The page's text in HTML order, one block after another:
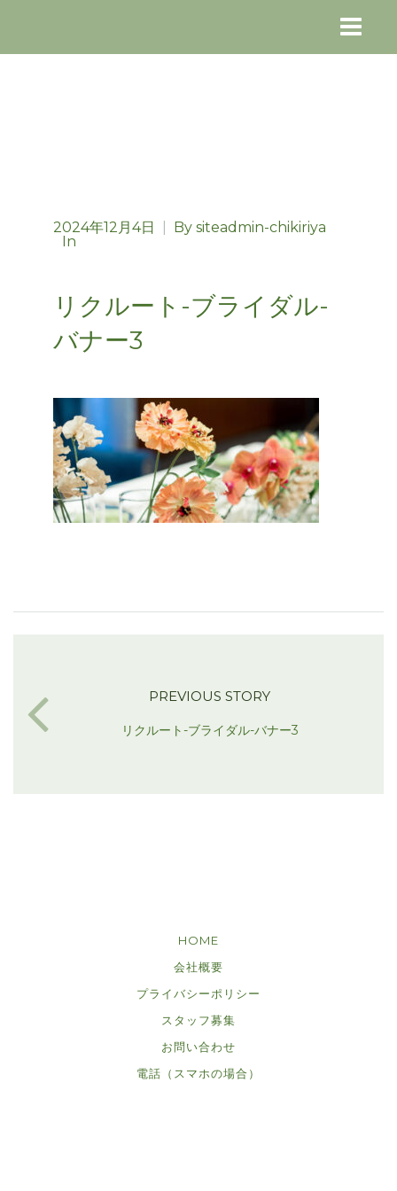
2024年12月4日 By siteadmin-chikiriya
In
リクルート-ブライダル-
バナー3
PREVIOUS STORY
リクルート-ブライダル-バナー3
HOME
会社概要
プライバシーポリシー
スタッフ募集
お問い合わせ
電話（スマホの場合）